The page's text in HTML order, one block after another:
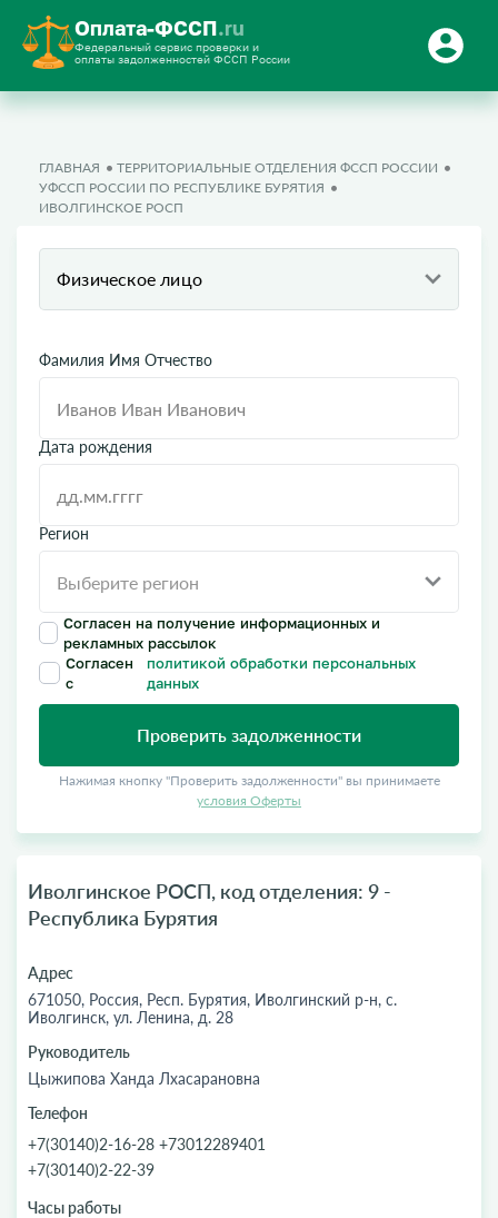
Оплата-ФССП.ru
Федеральный сервис проверки и
оплаты задолженностей ФССП России
ГЛАВНАЯ
ТЕРРИТОРИАЛЬНЫЕ ОТДЕЛЕНИЯ ФССП РОССИИ
УФССП РОССИИ ПО РЕСПУБЛИКЕ БУРЯТИЯ
ИВОЛГИНСКОЕ РОСП
Физическое лицо
Фамилия Имя Отчество
Дата рождения
Регион
Согласен на получение информационных и
рекламных рассылок
Согласен
с
политикой обработки персональных
данных
Проверить задолженности
Нажимая кнопку "Проверить задолженности" вы принимаете
условия Оферты
Иволгинское РОСП, код отделения: 9 -
Республика Бурятия
Адрес
671050, Россия, Респ. Бурятия, Иволгинский р-н, с.
Иволгинск, ул. Ленина, д. 28
Руководитель
Цыжипова Ханда Лхасарановна
Телефон
+7(30140)2-16-28 +73012289401
+7(30140)2-22-39
Часы работы